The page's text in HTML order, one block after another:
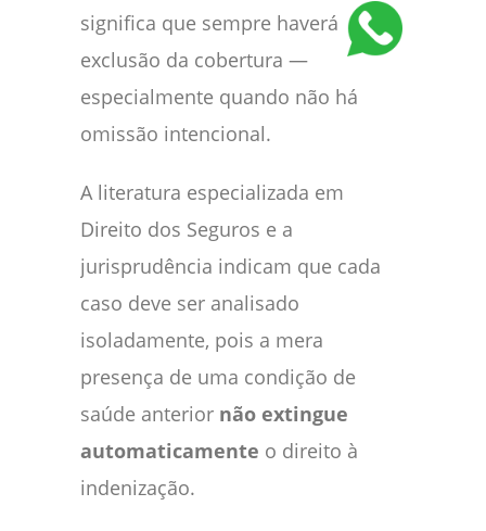
significa que sempre haverá
exclusão da cobertura —
especialmente quando não há
omissão intencional.
A literatura especializada em
Direito dos Seguros e a
jurisprudência indicam que cada
caso deve ser analisado
isoladamente, pois a mera
presença de uma condição de
saúde anterior não extingue
automaticamente o direito à
indenização.